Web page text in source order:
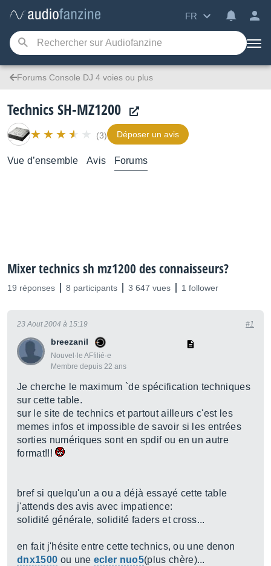
FR
Forums Console DJ 4 voies ou plus
Technics SH-MZ1200
(3) Déposer un avis
Vue d’ensemble Avis Forums
Mixer technics sh mz1200 des connaisseurs?
19 réponses 8 participants 3 647 vues 1 follower
breezanil
Nouvel·le AFfilié·e
Membre depuis 22 ans
23 Aout 2004 à 15:19 #1
Je cherche le maximum `de spécification techniques
sur cette table.
sur le site de technics et partout ailleurs c'est les
memes infos et impossible de savoir si les entrées
sorties numériques sont en spdif ou en un autre
format!!!
bref si quelqu'un a ou a déjà essayé cette table
j'attends des avis avec impatience:
solidité générale, solidité faders et cross...
en fait j'hésite entre cette technics, ou une denon
dnx1500 ou une ecler nuo5(plus chère)...